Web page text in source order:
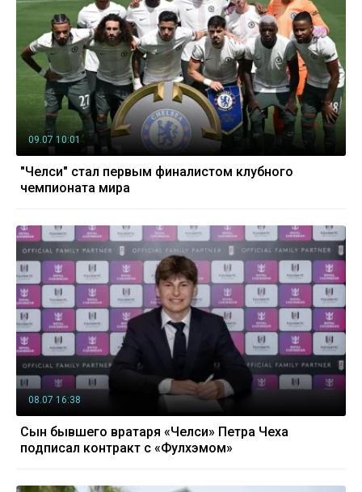
09.07 10:01
"Челси" стал первым финалистом клубного
чемпионата мира
08.07 16:38
Сын бывшего вратаря «Челси» Петра Чеха
подписал контракт с «Фулхэмом»